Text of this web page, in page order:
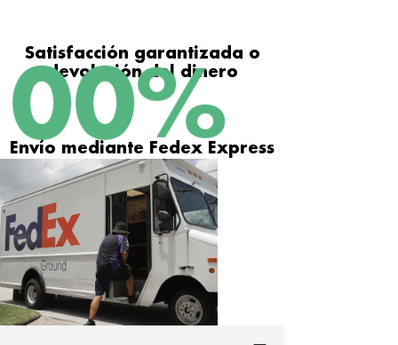
Satisfacción garantizada o
devolución del dinero
%
Envío mediante Fedex Express